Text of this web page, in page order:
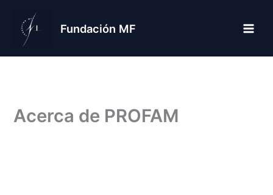
contenido
Fundación MF
Acerca de PROFAM